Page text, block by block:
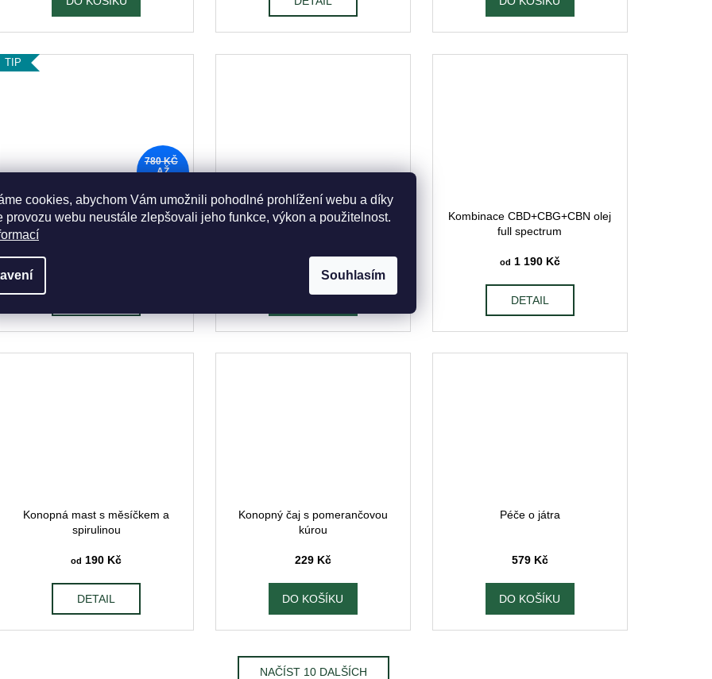
cookies, abychom Vám umožnili pohodlné prohlížení webu a díky
provozu webu neustále zlepšovali jeho funkce, výkon a použitelnost.
Souhlasím
TIP
780 KČ
AŽ
Dragon balm pohybový aparát,
Individuální online diagnostika
490 Kč
Kombinace CBD+CBG+CBN olej
full spectrum
od 1 190 Kč
DETAIL
Konopná mast s měsíčkem a
spirulinou
od 190 Kč
DETAIL
Konopný čaj s pomerančovou
kúrou
229 Kč
DO KOŠÍKU
Péče o játra
579 Kč
DO KOŠÍKU
NAČÍST 10 DALŠÍCH